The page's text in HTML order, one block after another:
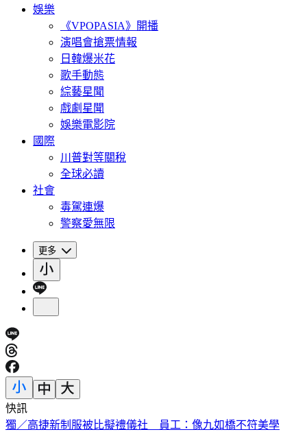
娛樂
《VPOPASIA》開播
演唱會搶票情報
日韓爆米花
歌手動態
綜藝星聞
戲劇星聞
娛樂電影院
國際
川普對等關稅
全球必讀
社會
毒駕連爆
警察愛無限
更多
快訊
喉嚨痛如刀割！一票人狂咳3週「新冠、流感全陰」 醫曝：